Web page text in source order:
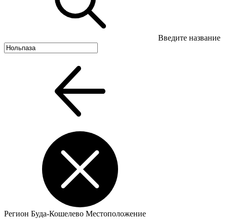
Введите название
Регион Буда-Кошелево Местоположение